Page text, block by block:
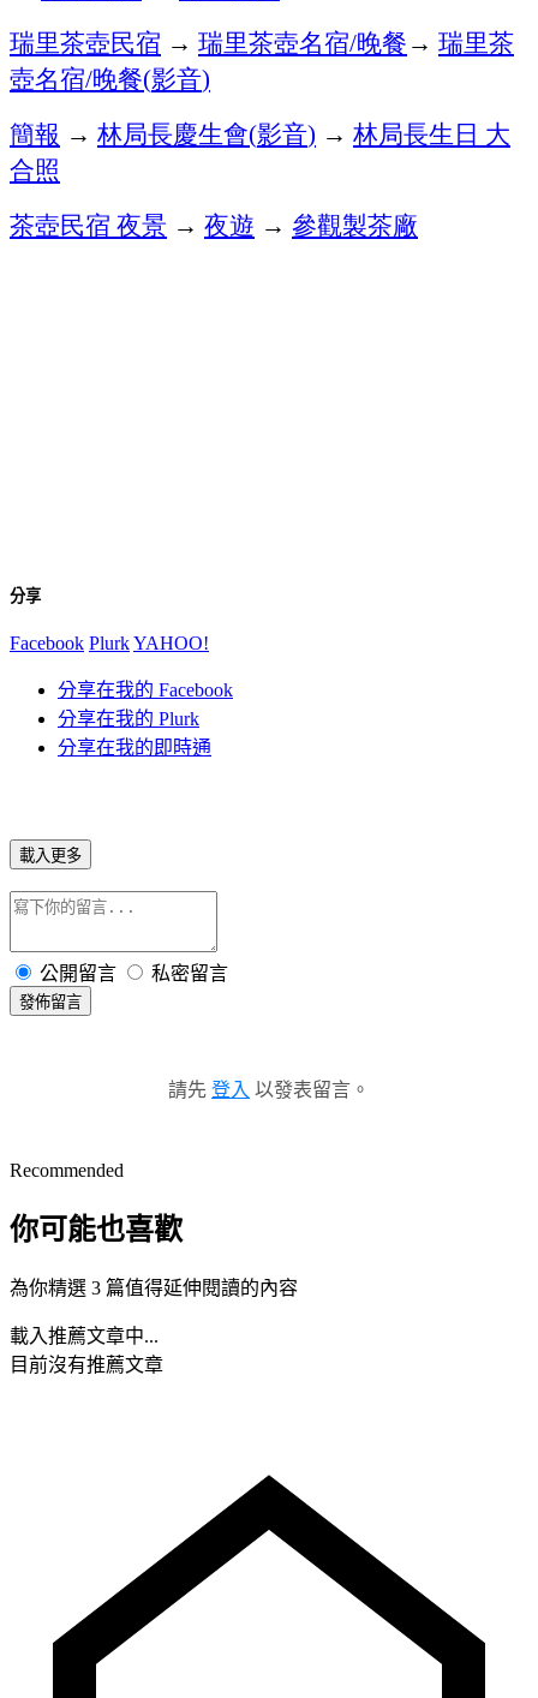
瑞里茶壺民宿 → 瑞里茶壺名宿/晚餐→ 瑞里茶
壺名宿/晚餐(影音)
簡報 → 林局長慶生會(影音) → 林局長生日 大
合照
茶壺民宿 夜景 → 夜遊 → 參觀製茶廠
分享
Facebook PlurkYAHOO!
分享在我的 Facebook
分享在我的 Plurk
分享在我的即時通
載入更多
公開留言 私密留言
發佈留言
請先 登入 以發表留言。
Recommended
你可能也喜歡
為你精選 3 篇值得延伸閱讀的內容
載入推薦文章中...
目前沒有推薦文章